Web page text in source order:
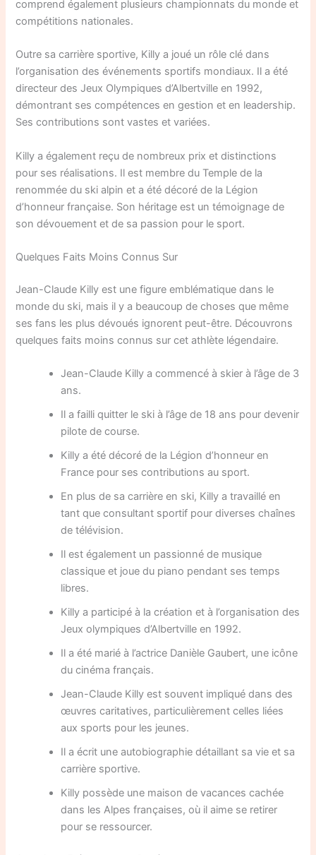
comprend également plusieurs championnats du monde et
compétitions nationales.
Outre sa carrière sportive, Killy a joué un rôle clé dans
l’organisation des événements sportifs mondiaux. Il a été
directeur des Jeux Olympiques d’Albertville en 1992,
démontrant ses compétences en gestion et en leadership.
Ses contributions sont vastes et variées.
Killy a également reçu de nombreux prix et distinctions
pour ses réalisations. Il est membre du Temple de la
renommée du ski alpin et a été décoré de la Légion
d’honneur française. Son héritage est un témoignage de
son dévouement et de sa passion pour le sport.
Quelques Faits Moins Connus Sur
Jean-Claude Killy est une figure emblématique dans le
monde du ski, mais il y a beaucoup de choses que même
ses fans les plus dévoués ignorent peut-être. Découvrons
quelques faits moins connus sur cet athlète légendaire.
Jean-Claude Killy a commencé à skier à l’âge de 3
ans.
Il a failli quitter le ski à l’âge de 18 ans pour devenir
pilote de course.
Killy a été décoré de la Légion d’honneur en
France pour ses contributions au sport.
En plus de sa carrière en ski, Killy a travaillé en
tant que consultant sportif pour diverses chaînes
de télévision.
Il est également un passionné de musique
classique et joue du piano pendant ses temps
libres.
Killy a participé à la création et à l’organisation des
Jeux olympiques d’Albertville en 1992.
Il a été marié à l’actrice Danièle Gaubert, une icône
du cinéma français.
Jean-Claude Killy est souvent impliqué dans des
œuvres caritatives, particulièrement celles liées
aux sports pour les jeunes.
Il a écrit une autobiographie détaillant sa vie et sa
carrière sportive.
Killy possède une maison de vacances cachée
dans les Alpes françaises, où il aime se retirer
pour se ressourcer.